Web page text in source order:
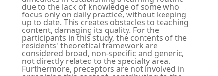
due to the lack of knowledge of some who
focus only on daily practice, without keeping
up to date. This creates obstacles to teaching
content, damaging its quality. For the
participants in this study, the contents of the
residents' theoretical framework are
considered broad, non-specific and generic,
not directly related to the specialty area.
Furthermore, preceptors are not involved in